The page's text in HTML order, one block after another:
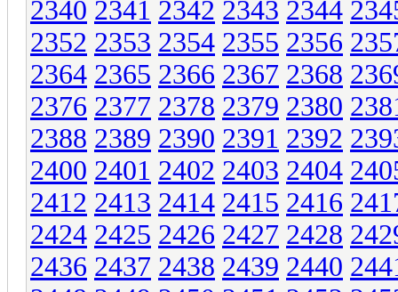
2340 2341 2342 2343 2344
2352 2353 2354 2355 2356
2364 2365 2366 2367 2368
2376 2377 2378 2379 2380
2388 2389 2390 2391 2392
2400 2401 2402 2403 2404
2412 2413 2414 2415 2416
2424 2425 2426 2427 2428
2436 2437 2438 2439 2440